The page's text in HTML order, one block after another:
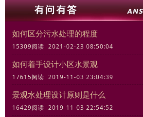
如何区分污水处理的程度
15309阅读 2021-02-23 08:50:04
如何着手设计小区水景观
17615阅读 2019-11-03 23:04:39
景观水处理设计原则是什么
16429阅读 2019-11-03 22:54:52